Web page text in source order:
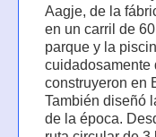
Aagje, de la
en un carril de
parque y la
cuidadosamente
construyeron en
También diseñó
de la época.